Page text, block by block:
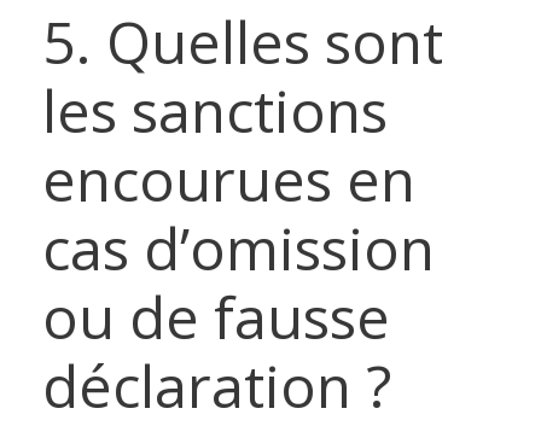
5. Quelles sont
les sanctions
encourues en
cas d’omission
ou de fausse
déclaration ?